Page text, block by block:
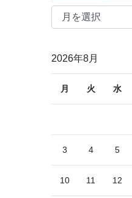
月
2026年8月
月 火 水
3 4 5
10 11 12